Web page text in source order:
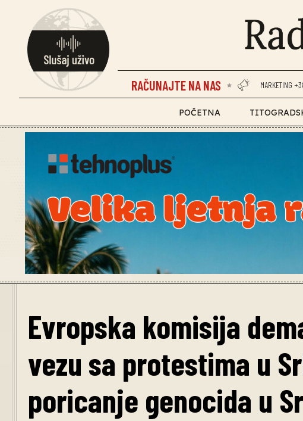
RAČUNAJTE NA NAS MARKETING
POČETNA
Evropska komisija
vezu sa protestima u
poricanje genocida u